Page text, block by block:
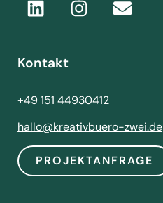
Kontakt
+49 151 44930412
hallo@kreativbuero-zwei.de
PROJEKTANFRAGE